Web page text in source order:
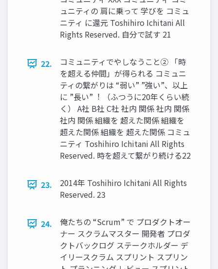
ュニティの 肩に乗って 学びを コミュ
ニティ に還元 Toshihiro Ichitani All
Rights Reserved. ⾃分で試す 21
22.
コミュニティでやしなうこと② 「時
を超える仲間」が得られる コミュニ
ティの繋がりは “弱い” ”強い”、以上
に ”⻑い”︕ （ふつうに20年くらい続
く） A社 B社 C社 社内 関係 社内 関係
社内 関係 組織を 超えた関係 組織を
超えた関係 組織を 超えた関係 コミュ
ニティ Toshihiro Ichitani All Rights
Reserved. 時を超えて繋がり続ける22
23.
2014年 Toshihiro Ichitani All Rights
Reserved. 23
24.
俺たちの “Scrum” で プロダクトオー
ナー スクラムマスター 開発者 プロダ
クトバックログ ステークホルダー デ
イリースクラム スプリント スプリン